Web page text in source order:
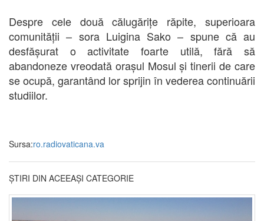
Despre cele două călugărițe răpite, superioara
comunității – sora Luigina Sako – spune că au
desfășurat o activitate foarte utilă, fără să
abandoneze vreodată orașul Mosul și tinerii de care
se ocupă, garantând lor sprijin în vederea continuării
studiilor.
Sursa:ro.radiovaticana.va
ȘTIRI DIN ACEEAȘI CATEGORIE